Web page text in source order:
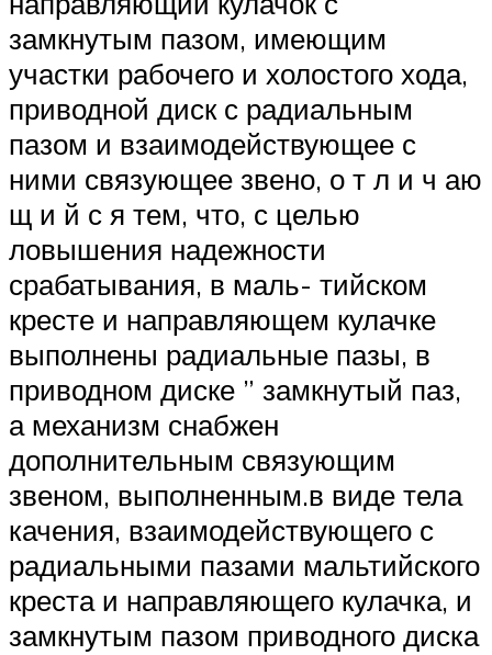
замкнутым пазом, имеющим
участки рабочего и холостого хода,
приводной диск с радиальным
пазом и взаимодействующее с
ними связующее звено, о т л и ч аю
щ и й с я тем, что, с целью
ловышения надежности
срабатывания, в маль- тийском
кресте и направляющем кулачке
выполнены радиальные пазы, в
приводном диске ” замкнутый паз,
а механизм снабжен
дополнительным связующим
звеном, выполненным.в виде тела
качения, взаимодействующего с
радиальными пазами мальтийского
креста и направляющего кулачка, и
замкнутым пазом приводного диска